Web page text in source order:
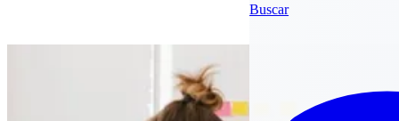
Buscar